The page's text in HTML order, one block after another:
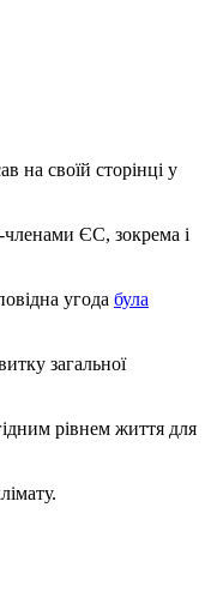
на своїй сторінці у
членами ЄС, зокрема і
угода була
загальної
рівнем життя для